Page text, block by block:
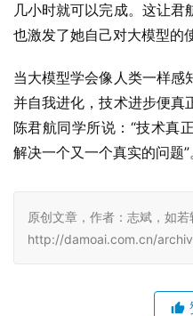
几小时就可以完成。这让君
也激发了她自己对大模型的
当大模型学会像人类一样感
并自我进化，技术进步便真
陈君航同学所说：“技术真
解决一个又一个真实的问题”
原创文章，作者：志斌，如若
http://damoai.com.cn/